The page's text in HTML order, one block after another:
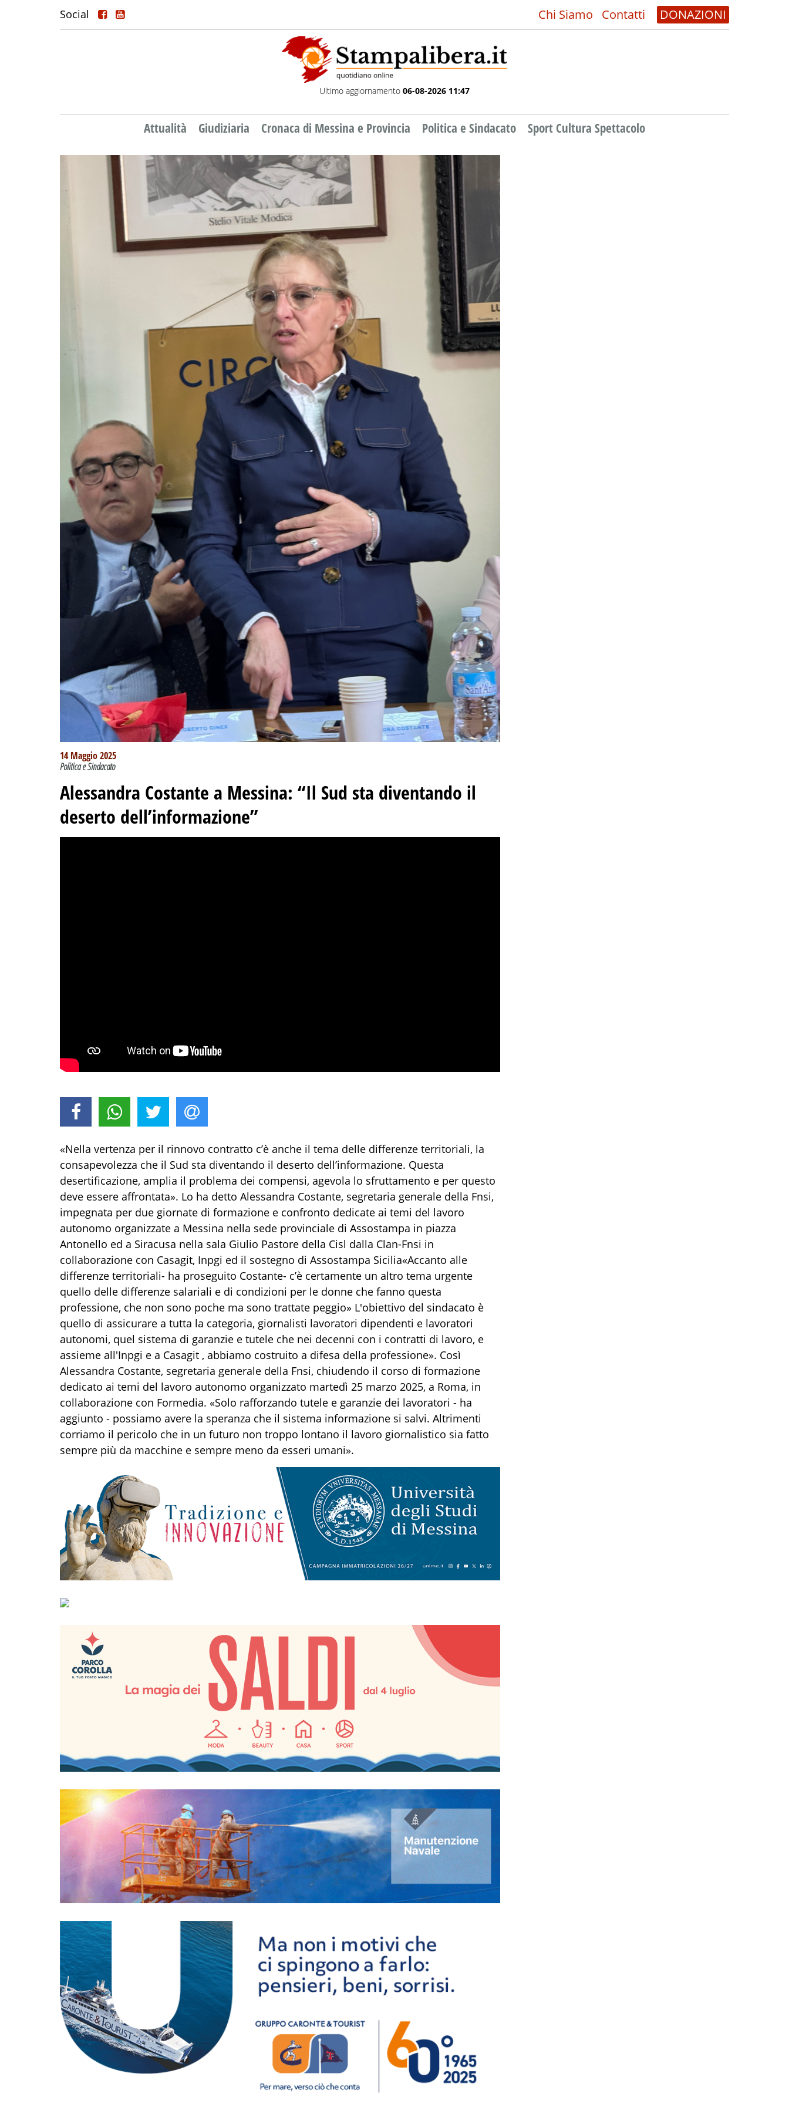
Social Chi Siamo Contatti DONAZIONI
Ultimo aggiornamento 06-08-2026 11:47
Attualità Giudiziaria Cronaca di Messina e Provincia Politica e Sindacato Sport Cultura Spettacolo
14 Maggio 2025
Politica e Sindacato
Alessandra Costante a Messina: “Il Sud sta diventando il
deserto dell’informazione”
«Nella vertenza per il rinnovo contratto c’è anche il tema delle differenze territoriali, la
consapevolezza che il Sud sta diventando il deserto dell’informazione. Questa
desertificazione, amplia il problema dei compensi, agevola lo sfruttamento e per questo
deve essere affrontata». Lo ha detto Alessandra Costante, segretaria generale della Fnsi,
impegnata per due giornate di formazione e confronto dedicate ai temi del lavoro
autonomo organizzate a Messina nella sede provinciale di Assostampa in piazza
Antonello ed a Siracusa nella sala Giulio Pastore della Cisl dalla Clan-Fnsi in
collaborazione con Casagit, Inpgi ed il sostegno di Assostampa Sicilia«Accanto alle
differenze territoriali- ha proseguito Costante- c’è certamente un altro tema urgente
quello delle differenze salariali e di condizioni per le donne che fanno questa
professione, che non sono poche ma sono trattate peggio» L'obiettivo del sindacato è
quello di assicurare a tutta la categoria, giornalisti lavoratori dipendenti e lavoratori
autonomi, quel sistema di garanzie e tutele che nei decenni con i contratti di lavoro, e
assieme all'Inpgi e a Casagit , abbiamo costruito a difesa della professione». Così
Alessandra Costante, segretaria generale della Fnsi, chiudendo il corso di formazione
dedicato ai temi del lavoro autonomo organizzato martedì 25 marzo 2025, a Roma, in
collaborazione con Formedia. «Solo rafforzando tutele e garanzie dei lavoratori - ha
aggiunto - possiamo avere la speranza che il sistema informazione si salvi. Altrimenti
corriamo il pericolo che in un futuro non troppo lontano il lavoro giornalistico sia fatto
sempre più da macchine e sempre meno da esseri umani».